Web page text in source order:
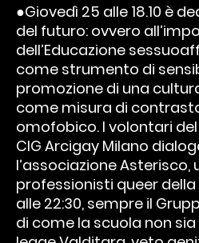
●Giovedì 25 alle 18.10 è
del futuro: ovvero
dell’Educazione
come strumento di
promozione di una
come misura di
omofobico. I volontari
CIG Arcigay Milano
l’associazione Asterisco,
professionisti queer della
alle 22:30, sempre il
di come la scuola non